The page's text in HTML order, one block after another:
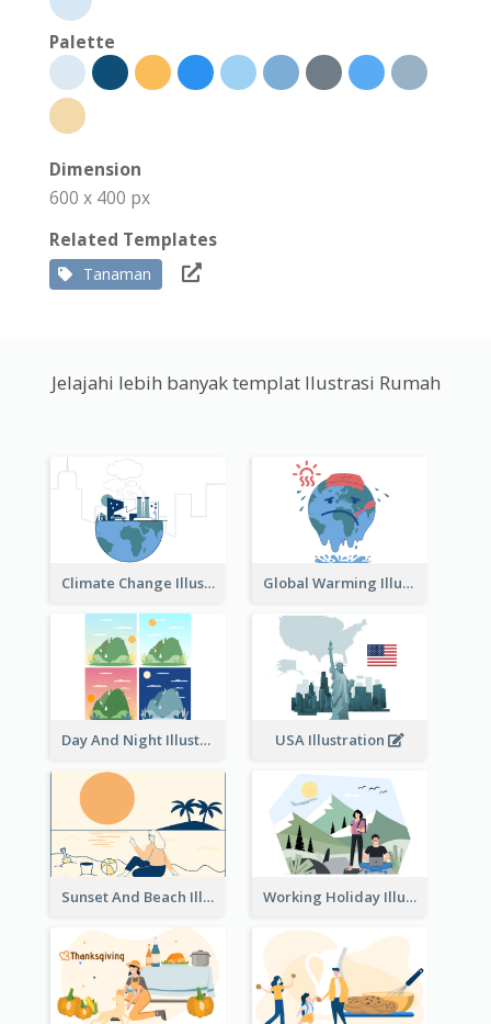
Palette
Dimension
600 x 400 px
Related Templates
Tanaman
Jelajahi lebih banyak templat Ilustrasi Rumah
Climate Change Illustration Global Warming Illustration
Day And Night Illustration USA Illustration
Sunset And Beach Illustration Working Holiday Illustration